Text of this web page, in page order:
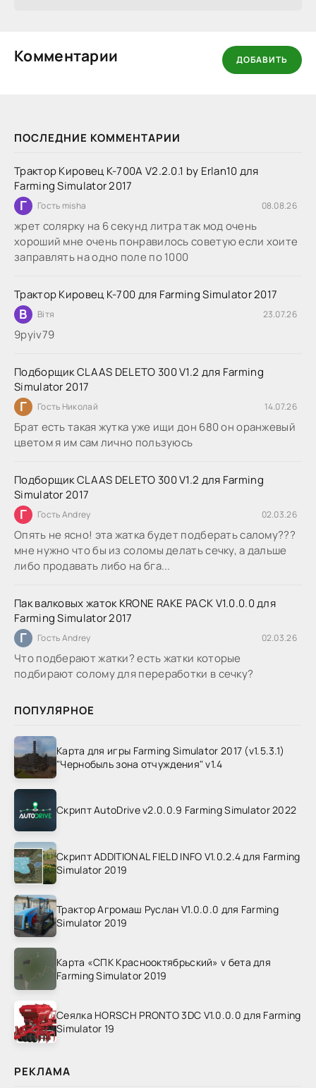
ПОСЛЕДНИЕ КОММЕНТАРИИ
Трактор Кировец К-700А V2.2.0.1 by Erlan10 для
Farming Simulator 2017
Г Гость misha 08.08.26
жрет солярку на 6 секунд литра так мод очень
хороший мне очень понравилось советую если хоите
заправлять на одно поле по 1000
Трактор Кировец К-700 для Farming Simulator 2017
В Вітя 23.07.26
9руіv79
Подборщик CLAAS DELETO 300 V1.2 для Farming
Simulator 2017
Г Гость Николай 14.07.26
Брат есть такая жутка уже ищи дон 680 он оранжевый
цветом я им сам лично пользуюсь
Подборщик CLAAS DELETO 300 V1.2 для Farming
Simulator 2017
Г Гость Andrey 02.03.26
Опять не ясно! эта жатка будет подберать салому???
мне нужно что бы из соломы делать сечку, а дальше
либо продавать либо на бга...
Пак валковых жаток KRONE RAKE PACK V1.0.0.0 для
Farming Simulator 2017
Г Гость Andrey 02.03.26
Что подберают жатки? есть жатки которые
подбирают солому для переработки в сечку?
Комментарии ДОБАВИТЬ
ПОПУЛЯРНОЕ
Карта для игры Farming Simulator 2017 (v1.5.3.1)
"Чернобыль зона отчуждения" v1.4
Скрипт AutoDrive v2.0.0.9 Farming Simulator 2022
Скрипт ADDITIONAL FIELD INFO V1.0.2.4 для Farming
Simulator 2019
Трактор Агромаш Руслан V1.0.0.0 для Farming
Simulator 2019
Карта «СПК Краснооктябрьский» v бета для
Farming Simulator 2019
Сеялка HORSCH PRONTO 3DC V1.0.0.0 для Farming
Simulator 19
РЕКЛАМА